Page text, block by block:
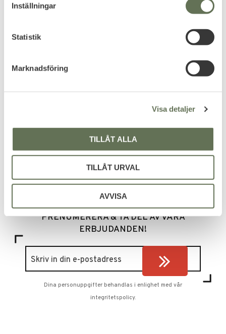
Inställningar
Statistik
Marknadsföring
Visa detaljer
TILLÅT ALLA
TILLÅT URVAL
AVVISA
Be the first to leave a review.
PRENUMERERA & TA DEL AV VÅRA
ERBJUDANDEN!
Dina personuppgifter behandlas i enlighet med vår
integritetspolicy.